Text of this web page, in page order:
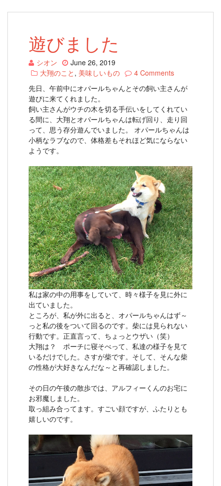
遊びました
シオン
June 26, 2019
大翔のこと , 美味しいもの
4 Comments
先日、午前中にオパールちゃんとその飼い主さんが
遊びに来てくれました。
飼い主さんがウチの木を切る手伝いをしてくれてい
る間に、大翔とオパールちゃんは転げ回り、走り回
って、思う存分遊んでいました。 オパールちゃんは
小柄なラブなので、体格差もそれほど気にならない
ようです。
私は家の中の用事をしていて、時々様子を見に外に
出ていました。
ところが、私が外に出ると、オパールちゃんはず～
っと私の後をついて回るのです。柴には見られない
行動です。正直言って、ちょっとウザい（笑）
大翔は？ ポーチに寝そべって、私達の様子を見て
いるだけでした。さすが柴です。そして、そんな柴
の性格が大好きなんだな～と再確認しました。
その日の午後の散歩では、アルフィーくんのお宅に
お邪魔しました。
取っ組み合ってます。すごい顔ですが、ふたりとも
嬉しいのです。